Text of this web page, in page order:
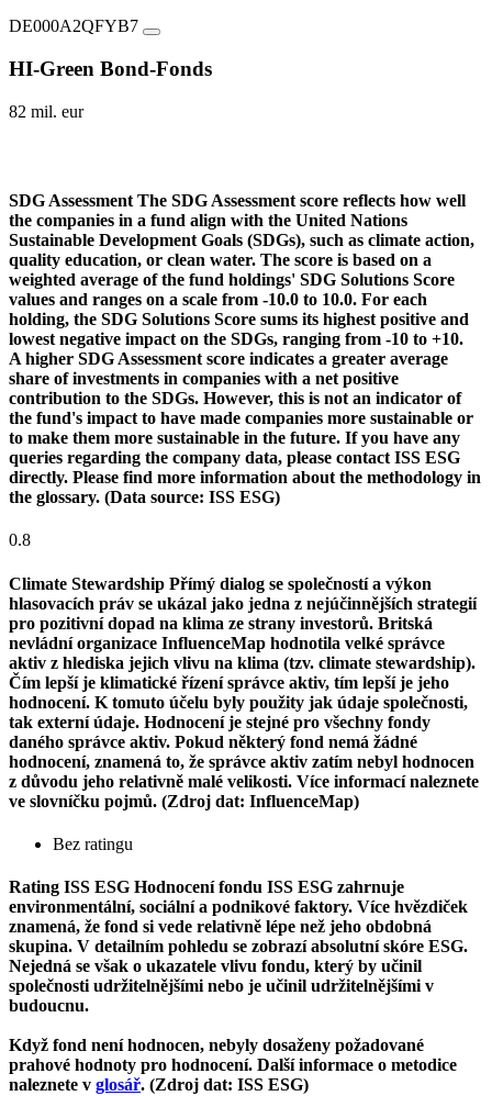
DE000A2QFYB7
HI-Green Bond-Fonds
82 mil. eur
SDG Assessment The SDG Assessment score reflects how well
the companies in a fund align with the United Nations
Sustainable Development Goals (SDGs), such as climate action,
quality education, or clean water. The score is based on a
weighted average of the fund holdings' SDG Solutions Score
values and ranges on a scale from -10.0 to 10.0. For each
holding, the SDG Solutions Score sums its highest positive and
lowest negative impact on the SDGs, ranging from -10 to +10.
A higher SDG Assessment score indicates a greater average
share of investments in companies with a net positive
contribution to the SDGs. However, this is not an indicator of
the fund's impact to have made companies more sustainable or
to make them more sustainable in the future. If you have any
queries regarding the company data, please contact ISS ESG
directly. Please find more information about the methodology in
the glossary. (Data source: ISS ESG)
0.8
Climate Stewardship Přímý dialog se společností a výkon
hlasovacích práv se ukázal jako jedna z nejúčinnějších strategií
pro pozitivní dopad na klima ze strany investorů. Britská
nevládní organizace InfluenceMap hodnotila velké správce
aktiv z hlediska jejich vlivu na klima (tzv. climate stewardship).
Čím lepší je klimatické řízení správce aktiv, tím lepší je jeho
hodnocení. K tomuto účelu byly použity jak údaje společnosti,
tak externí údaje. Hodnocení je stejné pro všechny fondy
daného správce aktiv. Pokud některý fond nemá žádné
hodnocení, znamená to, že správce aktiv zatím nebyl hodnocen
z důvodu jeho relativně malé velikosti. Více informací naleznete
ve slovníčku pojmů. (Zdroj dat: InfluenceMap)
Bez ratingu
Rating ISS ESG Hodnocení fondu ISS ESG zahrnuje
environmentální, sociální a podnikové faktory. Více hvězdiček
znamená, že fond si vede relativně lépe než jeho obdobná
skupina. V detailním pohledu se zobrazí absolutní skóre ESG.
Nejedná se však o ukazatele vlivu fondu, který by učinil
společnosti udržitelnějšími nebo je učinil udržitelnějšími v
budoucnu.
Když fond není hodnocen, nebyly dosaženy požadované
prahové hodnoty pro hodnocení. Další informace o metodice
naleznete v glosář. (Zdroj dat: ISS ESG)